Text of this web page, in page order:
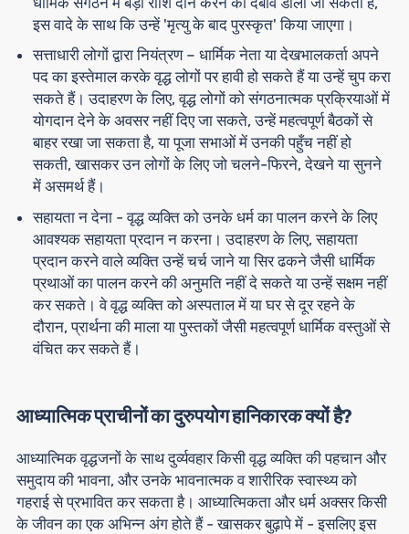
इस वादे के साथ कि उन्हें 'मृत्यु के बाद पुरस्कृत' किया जाएगा।
सत्ताधारी लोगों द्वारा नियंत्रण– धार्मिक नेता या देखभालकर्ता अपने
पद का इस्तेमाल करके वृद्ध लोगों पर हावी हो सकते हैं या उन्हें चुप करा
सकते हैं। उदाहरण के लिए, वृद्ध लोगों को संगठनात्मक प्रक्रियाओं में
योगदान देने के अवसर नहीं दिए जा सकते, उन्हें महत्वपूर्ण बैठकों से
बाहर रखा जा सकता है, या पूजा सभाओं में उनकी पहुँच नहीं हो
सकती, खासकर उन लोगों के लिए जो चलने-फिरने, देखने या सुनने
में असमर्थ हैं।
सहायता न देना - वृद्ध व्यक्ति को उनके धर्म का पालन करने के लिए
आवश्यक सहायता प्रदान न करना। उदाहरण के लिए, सहायता
प्रदान करने वाले व्यक्ति उन्हें चर्च जाने या सिर ढकने जैसी धार्मिक
प्रथाओं का पालन करने की अनुमति नहीं दे सकते या उन्हें सक्षम नहीं
कर सकते। वे वृद्ध व्यक्ति को अस्पताल में या घर से दूर रहने के
दौरान, प्रार्थना की माला या पुस्तकों जैसी महत्वपूर्ण धार्मिक वस्तुओं से
वंचित कर सकते हैं।
आध्यात्मिक प्राचीनों का दुरुपयोग हानिकारक क्यों है?
आध्यात्मिक वृद्धजनों के साथ दुर्व्यवहार किसी वृद्ध व्यक्ति की पहचान और
समुदाय की भावना, और उनके भावनात्मक व शारीरिक स्वास्थ्य को
गहराई से प्रभावित कर सकता है। आध्यात्मिकता और धर्म अक्सर किसी
के जीवन का एक अभिन्न अंग होते हैं - खासकर बुढ़ापे में - इसलिए इस